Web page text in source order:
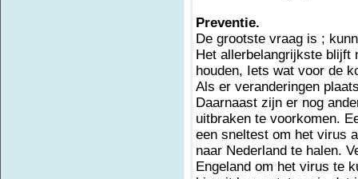
Preventie.
De grootste vraag is ;
Het allerbelangrijkste blijft
houden, Iets wat voor de
Als er veranderingen
Daarnaast zijn er nog
uitbraken te voorkomen.
een sneltest om het virus
naar Nederland te halen.
Engeland om het virus te